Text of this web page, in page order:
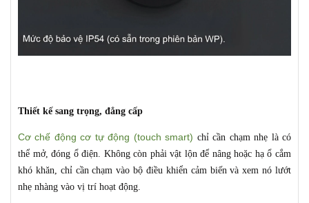
Thiết kế sang trọng, đẳng cấp
Cơ chế động cơ tự động (touch smart) chỉ cần chạm nhẹ là có
thể mở, đóng ổ điện. Không còn phải vật lộn để nâng hoặc hạ ổ cắm
khó khăn, chỉ cần chạm vào bộ điều khiển cảm biến và xem nó lướt
nhẹ nhàng vào vị trí hoạt động.